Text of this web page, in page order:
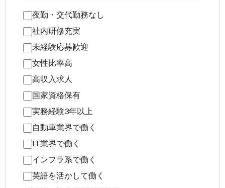
夜勤・交代勤務なし
社内研修充実
未経験応募歓迎
女性比率高
高収入求人
国家資格保有
実務経験3年以上
自動車業界で働く
IT業界で働く
インフラ系で働く
英語を活かして働く